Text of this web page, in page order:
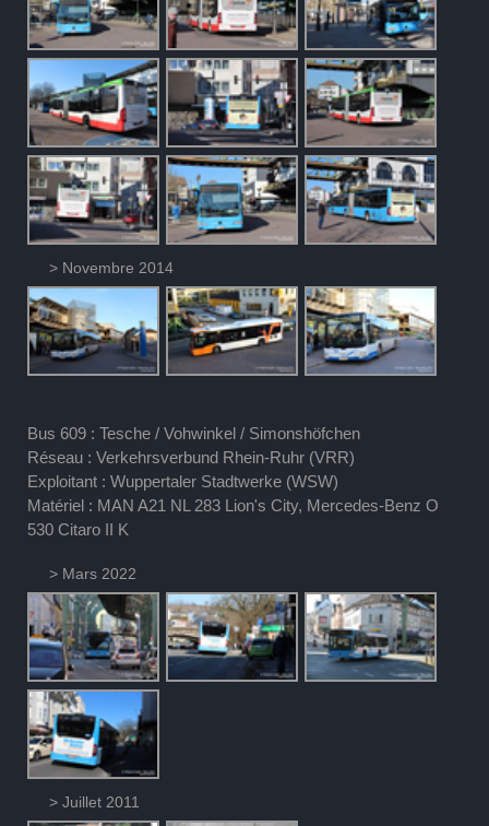
> Novembre 2014
Bus 609 : Tesche / Vohwinkel / Simonshöfchen
Réseau : Verkehrsverbund Rhein-Ruhr (VRR)
Exploitant : Wuppertaler Stadtwerke (WSW)
Matériel : MAN A21 NL 283 Lion's City, Mercedes-Benz O
530 Citaro II K
> Mars 2022
> Juillet 2011